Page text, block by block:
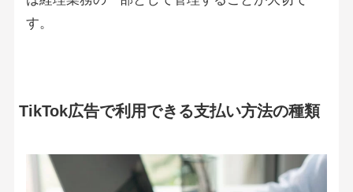
す。
TikTok広告で利用できる支払い方法の種類